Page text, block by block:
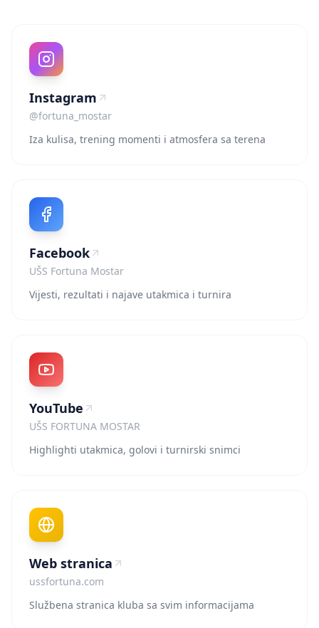
Instagram
@fortuna_mostar
Iza kulisa, trening momenti i atmosfera sa terena
Facebook
UŠS Fortuna Mostar
Vijesti, rezultati i najave utakmica i turnira
YouTube
UŠS FORTUNA MOSTAR
Highlighti utakmica, golovi i turnirski snimci
Web stranica
ussfortuna.com
Službena stranica kluba sa svim informacijama